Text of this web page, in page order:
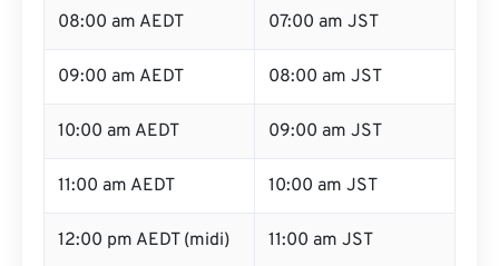
08:00 am AEDT 07:00 am JST
09:00 am AEDT 08:00 am JST
10:00 am AEDT 09:00 am JST
11:00 am AEDT 10:00 am JST
12:00 pm AEDT (midi) 11:00 am JST